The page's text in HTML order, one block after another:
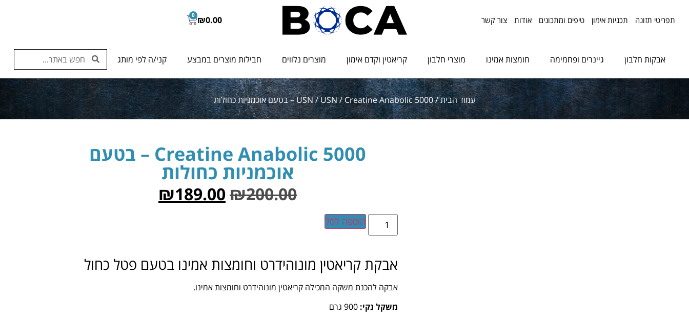
תפריטי תזונה תכניות אימון טיפים ומתכונים אודות צור קשר ₪0.00
0
אבקות חלבון גיינרים ופחמימה חומצות אמינו מוצרי חלבון קריאטין וקדם אימון מוצרים נלווים חבילות מוצרים במבצע קני/ה לפי מותג
עמוד הבית/
USN/USN/ Creatine Anabolic 5000 – בטעם אוכמניות כחולות
Creatine Anabolic 5000 – בטעם
אוכמניות כחולות
₪200.00
₪189.00
הוספה לסל
אבקת קריאטין מונוהידרט וחומצות אמינו בטעם פטל כחול
אבקה להכנת משקה המכילה קריאטין מונוהידרט וחומצות אמינו.
משקל נקי: